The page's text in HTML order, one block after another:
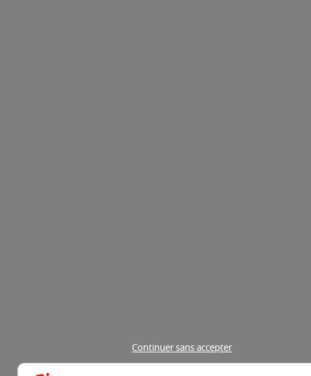
Continuer sans accepter